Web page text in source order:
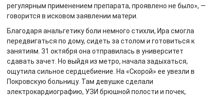
регулярным применением препарата, проявлено не было», —
говорится в исковом заявлении матери.
Благодаря анальгетику боли немного стихли, Ира смогла
передвигаться по дому, сидеть за столом и готовиться к
занятиям. 31 октября она отправилась в университет
сдавать зачет. Но выйдя из метро, начала задыхаться,
ощутила сильное сердцебиение. На «Скорой» ее увезли в
Покровскую больницу. Там девушке сделали
электрокардиографию, УЗИ брюшной полости и почек,